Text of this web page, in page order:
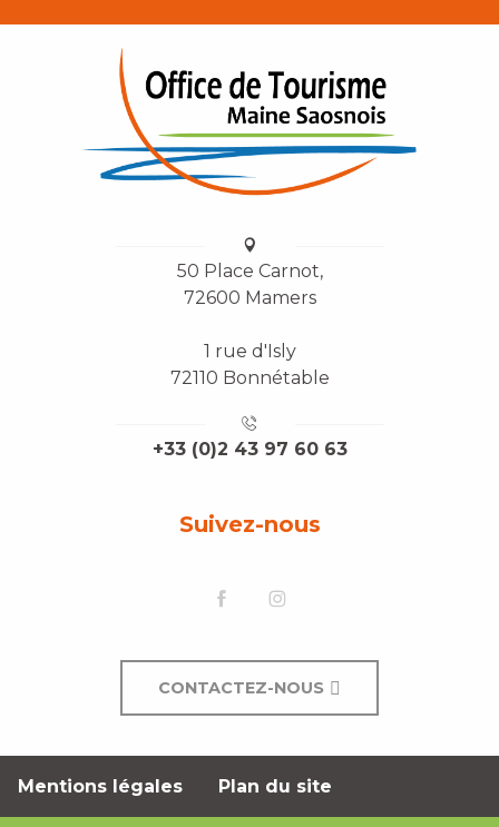
50 Place Carnot,
72600 Mamers
1 rue d'Isly
72110 Bonnétable
+33 (0)2 43 97 60 63
Suivez-nous
CONTACTEZ-NOUS
Mentions légales Plan du site